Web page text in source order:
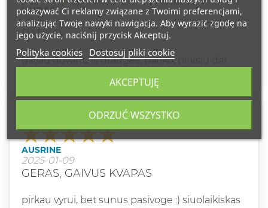
LIUDAS
2025-01-14
PATIKO
gavau dovanu is drauges, patiko, pirksiu dar.
AUSRINE
2025-01-09
GERAS, GAIVUS KVAPAS
pirkau vyrui, bet sunus pasivoge :) siuolaikiskas
pokazywać Ci reklamy związane z Twoimi preferencjami,
analizując Twoje nawyki nawigacja. Aby wyrazić zgodę na
jego użycie, naciśnij przycisk Akceptuj.
Polityka cookies Dostosuj pliki cookie
ODRZUĆ WSZYSTKO
AKCEPTUJĘ